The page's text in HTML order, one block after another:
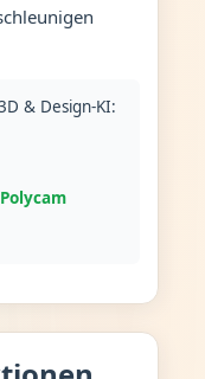
& Design-KI:
Polycam